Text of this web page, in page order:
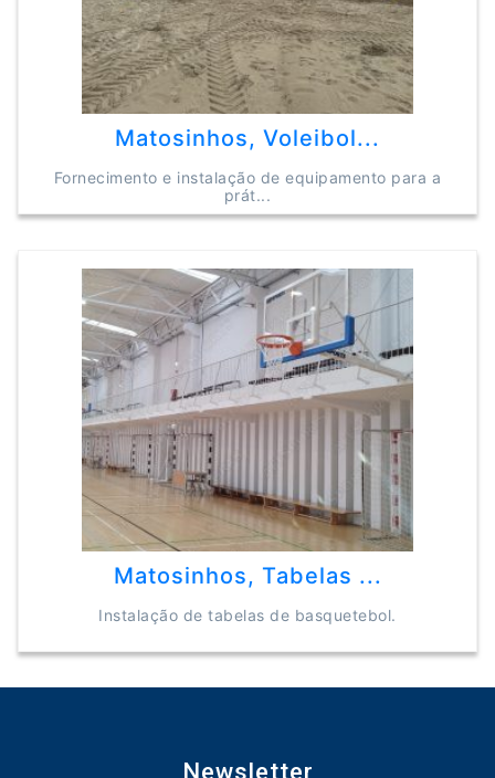
Matosinhos, Voleibol...
Fornecimento e instalação de equipamento para a
prát...
Matosinhos, Tabelas ...
Instalação de tabelas de basquetebol.
Newsletter